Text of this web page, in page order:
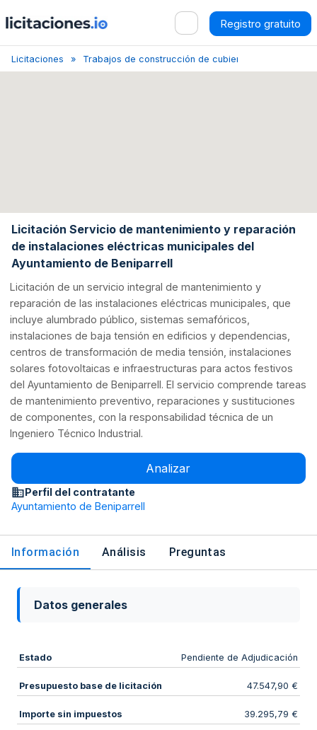
Registro gratuito
Licitaciones Trabajos de construcción de cubiertas y
Licitación Servicio de mantenimiento y reparación
de instalaciones eléctricas municipales del
Ayuntamiento de Beniparrell
Licitación de un servicio integral de mantenimiento y
reparación de las instalaciones eléctricas municipales, que
incluye alumbrado público, sistemas semafóricos,
instalaciones de baja tensión en edificios y dependencias,
centros de transformación de media tensión, instalaciones
solares fotovoltaicas e infraestructuras para actos festivos
del Ayuntamiento de Beniparrell. El servicio comprende tareas
de mantenimiento preventivo, reparaciones y sustituciones
de componentes, con la responsabilidad técnica de un
Ingeniero Técnico Industrial.
Analizar
Perfil del contratante
Ayuntamiento de Beniparrell
Información Análisis Preguntas
Datos generales
Estado Pendiente de Adjudicación
Presupuesto base de licitación 47.547,90 €
Importe sin impuestos 39.295,79 €